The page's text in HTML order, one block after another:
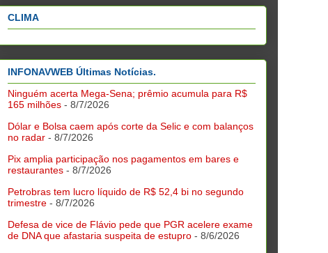
CLIMA
INFONAVWEB Últimas Notícias.
Ninguém acerta Mega-Sena; prêmio acumula para R$
165 milhões - 8/7/2026
Dólar e Bolsa caem após corte da Selic e com balanços
no radar - 8/7/2026
Pix amplia participação nos pagamentos em bares e
restaurantes - 8/7/2026
Petrobras tem lucro líquido de R$ 52,4 bi no segundo
trimestre - 8/7/2026
Defesa de vice de Flávio pede que PGR acelere exame
de DNA que afastaria suspeita de estupro - 8/6/2026